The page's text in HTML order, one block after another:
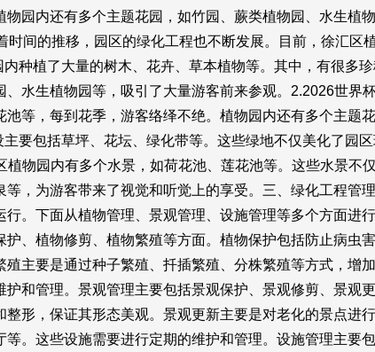
园内还有多个主题花园，如竹园、蕨类植物园、水生植
时间的推移，园区的绿化工程也不断发展。目前，徐汇
种植了大量的树木、花卉、草本植物等。其中，有很多
水生植物园等，吸引了大量游客前来参观。2.2026世界
等，每到花季，游客络绎不绝。植物园内还有多个主题
要包括草坪、花坛、绿化带等。这些绿地不仅美化了园
植物园内有多个水景，如荷花池、莲花池等。这些水景不
，为游客带来了视觉和听觉上的享受。三、绿化工程管
。下面从植物管理、景观管理、设施管理等多个方面进
、植物修剪、植物繁殖等方面。植物保护包括防止病虫
主要是通过种子繁殖、扦插繁殖、分株繁殖等方式，增
和管理。景观管理主要包括景观保护、景观修剪、景观
形，保证其形态美观。景观更新主要是对老化的景点进
。这些设施需要进行定期的维护和管理。设施管理主要